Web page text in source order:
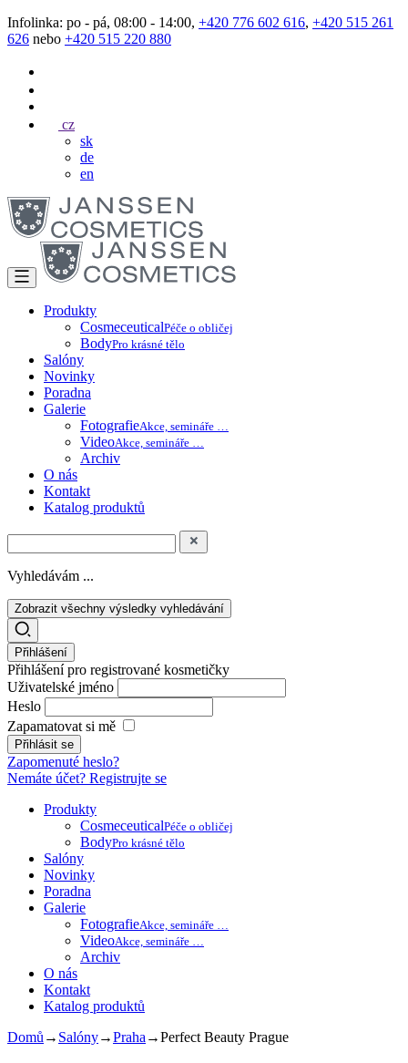
Infolinka: po - pá, 08:00 - 14:00, +420 776 602 616, +420 515 261
626 nebo +420 515 220 880
cz
sk
de
en
Produkty
CosmeceuticalPéče o obličej
BodyPro krásné tělo
Salóny
Novinky
Poradna
Galerie
FotografieAkce, semináře …
VideoAkce, semináře …
Archiv
O nás
Kontakt
Katalog produktů
Vyhledávám ...
Zobrazit všechny výsledky vyhledávání
Přihlášení
Přihlášení pro registrované kosmetičky
Uživatelské jméno
Heslo
Zapamatovat si mě
Zapomenuté heslo?
Nemáte účet? Registrujte se
Produkty
CosmeceuticalPéče o obličej
BodyPro krásné tělo
Salóny
Novinky
Poradna
Galerie
FotografieAkce, semináře …
VideoAkce, semináře …
Archiv
O nás
Kontakt
Katalog produktů
Domů → Salóny→Praha →Perfect Beauty Prague